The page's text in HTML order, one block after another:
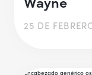
25 DE